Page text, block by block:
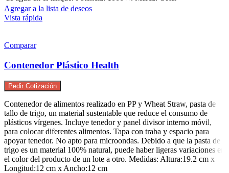
Agregar a la lista de deseos
Vista rápida
Comparar
Contenedor Plástico Health
Pedir Cotización
Contenedor de alimentos realizado en PP y Wheat Straw, pasta de
tallo de trigo, un material sustentable que reduce el consumo de
plásticos vírgenes. Incluye tenedor y panel divisor interno móvil,
para colocar diferentes alimentos. Tapa con traba y espacio para
apoyar tenedor. No apto para microondas. Debido a que la pasta de
trigo es un material 100% natural, puede haber ligeras variaciones en
el color del producto de un lote a otro. Medidas: Altura:19.2 cm x
Longitud:12 cm x Ancho:12 cm